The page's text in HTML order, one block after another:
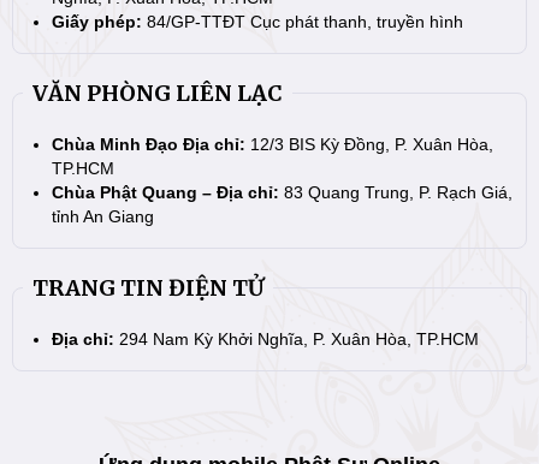
Giấy phép: 84/GP-TTĐT Cục phát thanh, truyền hình
VĂN PHÒNG LIÊN LẠC
Chùa Minh Đạo Địa chỉ: 12/3 BIS Kỳ Đồng, P. Xuân Hòa,
TP.HCM
Chùa Phật Quang – Địa chỉ: 83 Quang Trung, P. Rạch Giá,
tỉnh An Giang
TRANG TIN ĐIỆN TỬ
Địa chỉ: 294 Nam Kỳ Khởi Nghĩa, P. Xuân Hòa, TP.HCM